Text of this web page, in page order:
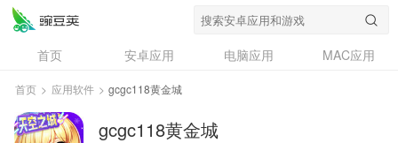
首页 安卓应用 电脑应用
MAC应用
资讯
专题
问答
首页 > 应用软件 > gcgc118黄金城
gcgc118黄金城